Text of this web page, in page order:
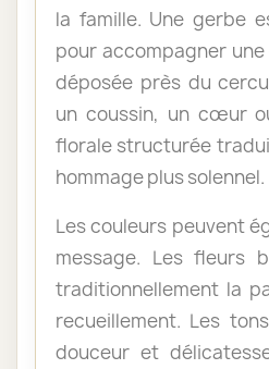
la famille. Une gerbe
pour accompagner
déposée près du
un coussin, un cœur
florale structurée
hommage plus solennel.
Les couleurs peuvent
message. Les fleurs
traditionnellement la
recueillement. Les
douceur et